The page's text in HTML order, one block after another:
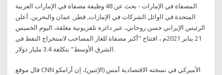
المصفاة في الإمارات - بحث عن 48 وظيفة مصفاة في الإمارات العربية
المتحدة في ااوائل الشركات في الإمارات, قطر, عمان والبحرين. أعلن
الرئيس الإيراني حسن روحاني، عبر دائرة تلفزيونية مغلقة، اليوم الخميس
21 يناير 2021م ، افتتاح "أكبر مصفاة للغاز المصاحب لاستخراج النفط في
الشرق الأوسط" بتكلفة 3.4 مليار دولار.
قال موقع CNN الأميركي في نسخته الاقتصادية أمس (الإثنين)، إن أرامكو